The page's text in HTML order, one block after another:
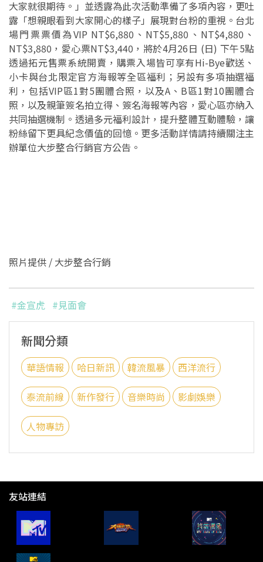
大家就很期待。」並透露為此次活動準備了多項內容，更吐
露「想親眼看到大家開心的樣子」展現對台粉的重視。台北
場門票票價為VIP NT$6,880、NT$5,880、NT$4,880、
NT$3,880，愛心票NT$3,440，將於4月26日 (日) 下午5點
透過拓元售票系統開賣，購票入場皆可享有Hi-Bye歡送、
小卡與台北限定官方海報等全區福利；另設有多項抽選福
利，包括VIP區1對5團體合照，以及A、B區1對10團體合
照，以及親筆簽名拍立得、簽名海報等內容，愛心區亦納入
共同抽選機制。透過多元福利設計，提升整體互動體驗，讓
粉絲留下更具紀念價值的回憶。更多活動詳情請持續關注主
辦單位大步整合行銷官方公告。
照片提供 / 大步整合行銷
#金宣虎 #見面會
新聞分類
華語情報 哈日新訊 韓流風暴 西洋流行
泰流前線 新作發行 音樂時尚 影劇娛樂
人物專訪
友站連結